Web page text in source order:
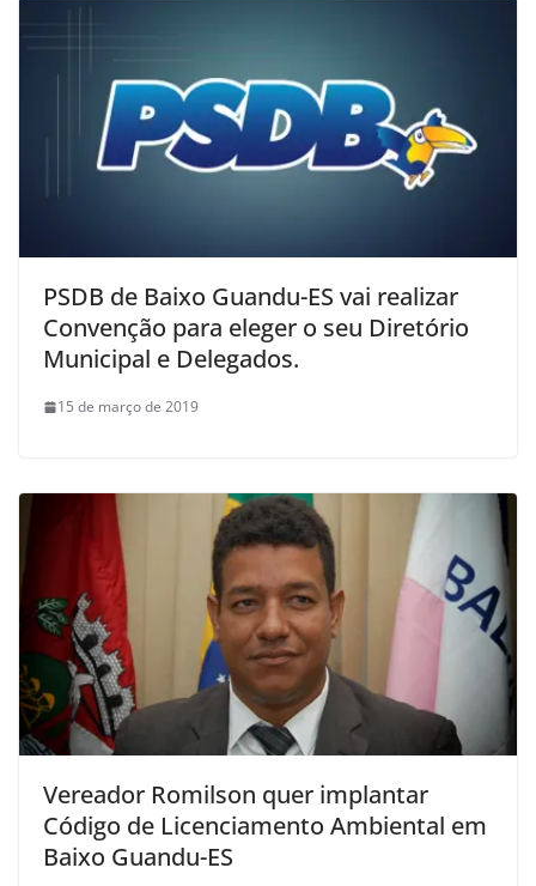
PSDB de Baixo Guandu-ES vai realizar
Convenção para eleger o seu Diretório
Municipal e Delegados.
15 de março de 2019
Vereador Romilson quer implantar
Código de Licenciamento Ambiental em
Baixo Guandu-ES